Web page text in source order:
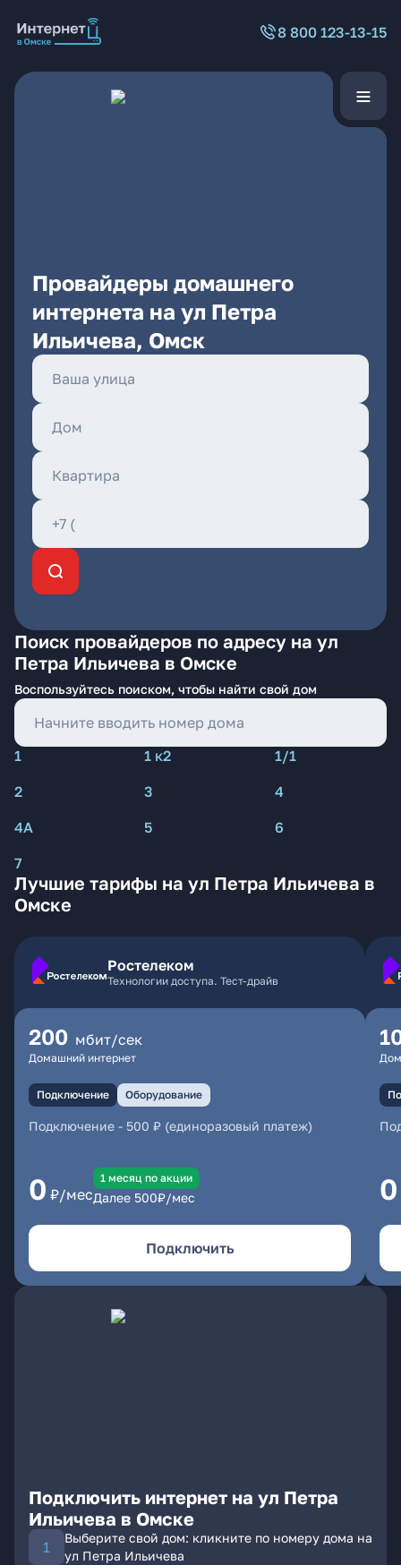
8 800 123-13-15
Провайдеры домашнего
интернета на ул Петра
Ильичева, Омск
Поиск провайдеров по адресу на ул
Петра Ильичева в Омске
Воспользуйтесь поиском, чтобы найти свой дом
1 1 к2
1/1
2
3
4
4А
5
6
7
Лучшие тарифы на ул Петра Ильичева в
Омске
Ростелеком
Технологии доступа. Тест-драйв
200 мбит/сек
Домашний интернет
Подключение Оборудование
Подключение - 500 ₽ (единоразовый платеж)
0 ₽/мес
1 месяц по акции
Далее 500₽/мес
Подключить
0
Подключить интернет на ул Петра
Ильичева в Омске
Выберите свой дом: кликните по номеру дома на
ул Петра Ильичева